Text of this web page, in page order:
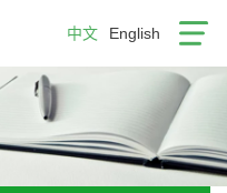
中文 English